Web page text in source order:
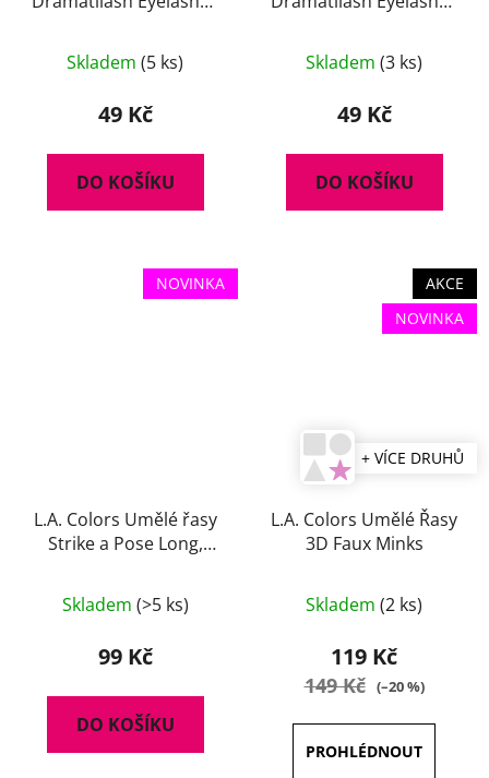
hodnocení
produktu
5,0
z
Skladem (5 ks)
49 Kč
DO KOŠÍKU
Skladem (3 ks)
49 Kč
DO KOŠÍKU
NOVINKA
L.A. Colors Umělé řasy
Strike a Pose Long,
Skladem (>5 ks)
99 Kč
DO KOŠÍKU
AKCE
NOVINKA
+ VÍCE DRUHŮ
L.A. Colors Umělé Řasy
3D Faux Minks
hodnocení
produktu
je
5
Skladem (2 ks)
119 Kč
149 Kč (–20 %)